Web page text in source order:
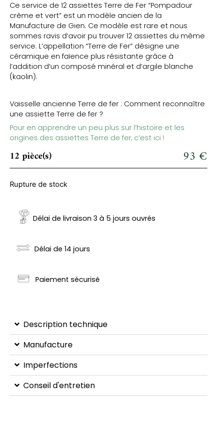
Ce service de 12 assiettes Terre de Fer “Pompadour
crème et vert” est un modèle ancien de la
Manufacture de Gien. Ce modèle est rare et nous
sommes ravis d’avoir pu trouver 12 assiettes du même
service. L’appellation “Terre de Fer” désigne une
céramique en faïence plus résistante grâce à
l’addition d’un composé minéral et d’argile blanche
(kaolin).
Vaisselle ancienne Terre de fer : Comment reconnaître
une assiette Terre de fer ?
Pour en apprendre un peu plus sur l’histoire et les
origines des assiettes Terre de fer, c’est ici !
12 pièce(s) 93 €
Rupture de stock
Délai de livraison 3 à 5 jours ouvrés
Délai de 14 jours
Paiement sécurisé
Description technique
Manufacture
Imperfections
Conseil d'entretien